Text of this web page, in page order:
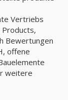
Vertriebs
Products,
Bewertungen
offene
weitere